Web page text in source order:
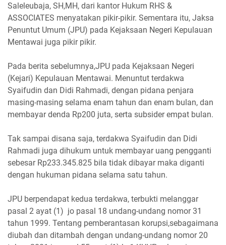
Saleleubaja, SH,MH, dari kantor Hukum RHS &
ASSOCIATES menyatakan pikir-pikir. Sementara itu, Jaksa
Penuntut Umum (JPU) pada Kejaksaan Negeri Kepulauan
Mentawai juga pikir pikir.
Pada berita sebelumnya,JPU pada Kejaksaan Negeri
(Kejari) Kepulauan Mentawai. Menuntut terdakwa
Syaifudin dan Didi Rahmadi, dengan pidana penjara
masing-masing selama enam tahun dan enam bulan, dan
membayar denda Rp200 juta, serta subsider empat bulan.
Tak sampai disana saja, terdakwa Syaifudin dan Didi
Rahmadi juga dihukum untuk membayar uang pengganti
sebesar Rp233.345.825 bila tidak dibayar maka diganti
dengan hukuman pidana selama satu tahun.
JPU berpendapat kedua terdakwa, terbukti melanggar
pasal 2 ayat (1) jo pasal 18 undang-undang nomor 31
tahun 1999. Tentang pemberantasan korupsi,sebagaimana
diubah dan ditambah dengan undang-undang nomor 20